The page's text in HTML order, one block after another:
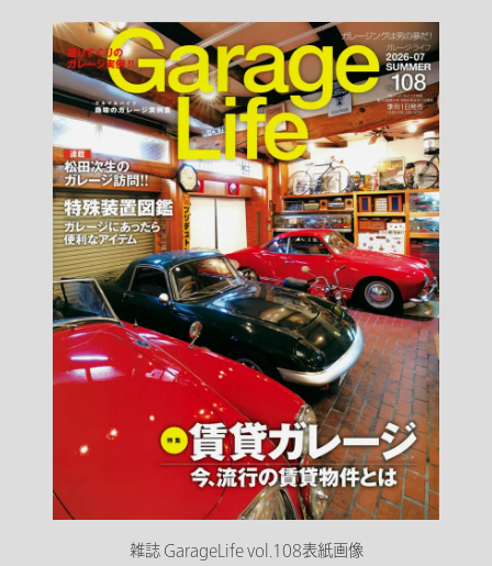
雑誌 GarageLife vol.108表紙画像